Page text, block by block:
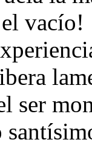
vacío!
ser